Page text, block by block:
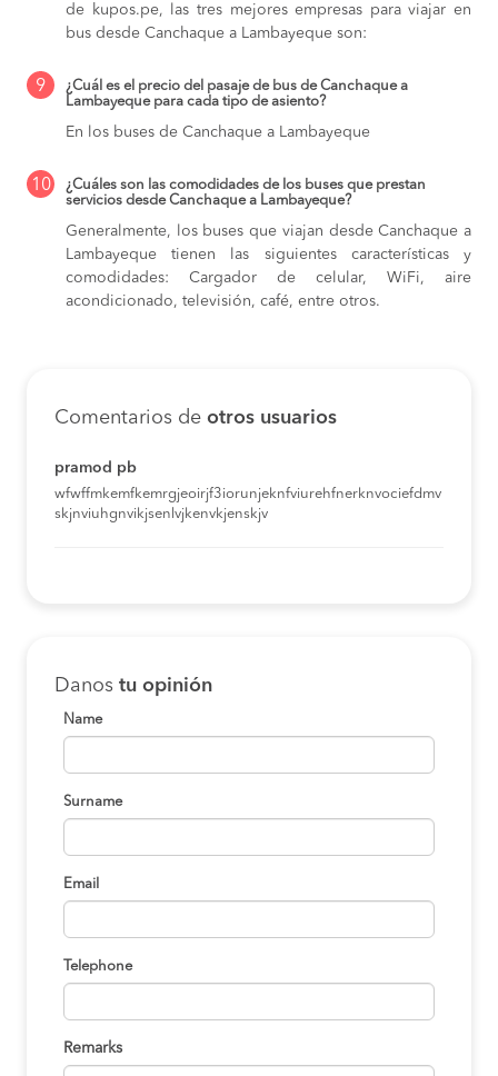
de kupos.pe, las tres mejores empresas para viajar en
bus desde Canchaque a Lambayeque son:
9
¿Cuál es el precio del pasaje de bus de Canchaque a
Lambayeque para cada tipo de asiento?
En los buses de Canchaque a Lambayeque
10
¿Cuáles son las comodidades de los buses que prestan
servicios desde Canchaque a Lambayeque?
Generalmente, los buses que viajan desde Canchaque a
Lambayeque tienen las siguientes características y
comodidades: Cargador de celular, WiFi, aire
acondicionado, televisión, café, entre otros.
Comentarios de otros usuarios
pramod pb
wfwffmkemfkemrgjeoirjf3iorunjeknfviurehfnerknvociefdmv
skjnviuhgnvikjsenlvjkenvkjenskjv
Danos tu opinión
Name
Surname
Email
Telephone
Remarks